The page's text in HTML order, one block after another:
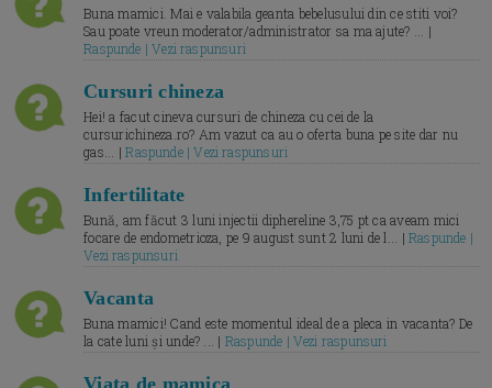
Buna mamici. Mai e valabila geanta bebelusului din ce stiti voi?
Sau poate vreun moderator/administrator sa ma ajute? ... |
Raspunde | Vezi raspunsuri
Cursuri chineza
Hei! a facut cineva cursuri de chineza cu cei de la
cursurichineza.ro? Am vazut ca au o oferta buna pe site dar nu
gas... |Raspunde | Vezi raspunsuri
Infertilitate
Bună, am făcut 3 luni injectii diphereline 3,75 pt ca aveam mici
focare de endometrioza, pe 9 august sunt 2 luni de l... |Raspunde |
Vezi raspunsuri
Vacanta
Buna mamici! Cand este momentul ideal de a pleca in vacanta? De
la cate luni și unde? ... | Raspunde | Vezi raspunsuri
Viata de mamica